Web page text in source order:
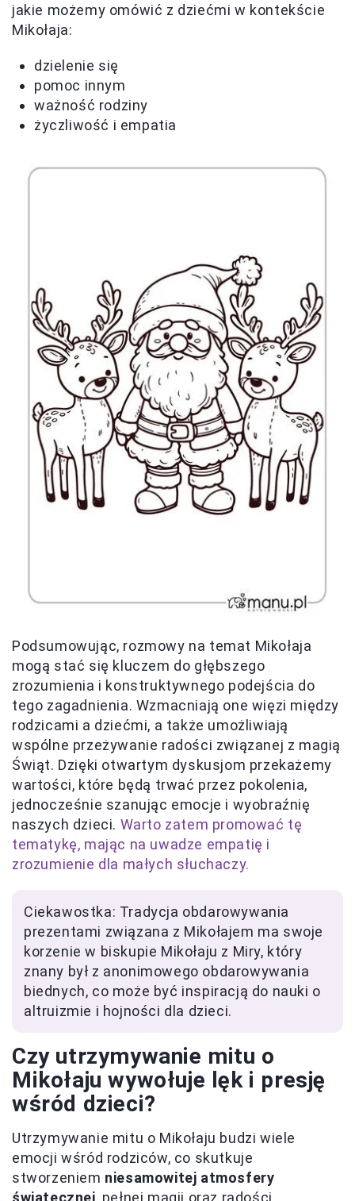
jakie możemy omówić z dziećmi w kontekście
Mikołaja:
dzielenie się
pomoc innym
ważność rodziny
życzliwość i empatia
Podsumowując, rozmowy na temat Mikołaja
mogą stać się kluczem do głębszego
zrozumienia i konstruktywnego podejścia do
tego zagadnienia. Wzmacniają one więzi między
rodzicami a dziećmi, a także umożliwiają
wspólne przeżywanie radości związanej z magią
Świąt. Dzięki otwartym dyskusjom przekażemy
wartości, które będą trwać przez pokolenia,
jednocześnie szanując emocje i wyobraźnię
naszych dzieci. Warto zatem promować tę
tematykę, mając na uwadze empatię i
zrozumienie dla małych słuchaczy.
Ciekawostka: Tradycja obdarowywania
prezentami związana z Mikołajem ma swoje
korzenie w biskupie Mikołaju z Miry, który
znany był z anonimowego obdarowywania
biednych, co może być inspiracją do nauki o
altruizmie i hojności dla dzieci.
Czy utrzymywanie mitu o
Mikołaju wywołuje lęk i presję
wśród dzieci?
Utrzymywanie mitu o Mikołaju budzi wiele
emocji wśród rodziców, co skutkuje
stworzeniem niesamowitej atmosfery
świątecznej , pełnej magii oraz radości.